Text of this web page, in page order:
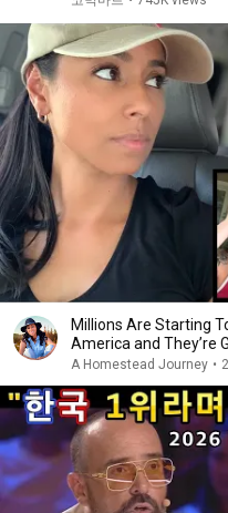
Millions Are Starting
America and They’re
A Homestead Journey •